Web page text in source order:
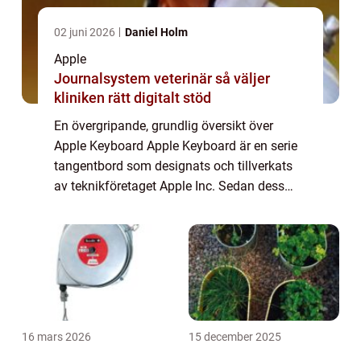
02 juni 2026 Daniel Holm
Apple
Journalsystem veterinär så väljer
kliniken rätt digitalt stöd
En övergripande, grundlig översikt över
Apple Keyboard Apple Keyboard är en serie
tangentbord som designats och tillverkats
av teknikföretaget Apple Inc. Sedan dess
mest eftertraktade tangentborden för bå...
16 mars 2026 15 december 2025